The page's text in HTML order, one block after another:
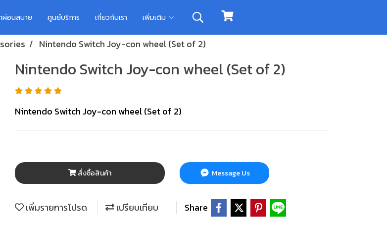
ผ่อนสบาย ศูนย์บริการ เกี่ยวกับเรา เพิ่มเติม
Nintendo Switch Joy-con wheel (Set of 2)
Nintendo Switch Joy-con wheel (Set of 2)
Nintendo Switch Joy-con wheel (Set of 2)
สั่งซื้อสินค้า Message Us
เพิ่มรายการโปรด เปรียบเทียบ Share